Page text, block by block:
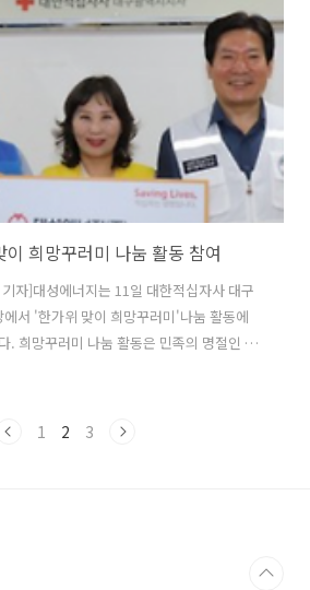
서를 활용해 매달 105만여장에 이르는 요금
메시지를 담아 적극 홍보하고 추후 대성에
차량 90대에도 홍보문구를 부착해 안전문
희망꾸러미 나눔 활동 참여
자]대성에너지는 11일 대한적십자사 대구
서 '한가위 맞이 희망꾸러미'나눔 활동에
. 희망꾸러미 나눔 활동은 민족의 명절인 한
을 느낄 소외이웃들에 대해 위로와 온정의
행사에 참여한 대성에너지 직원들은 적십
1 2 3